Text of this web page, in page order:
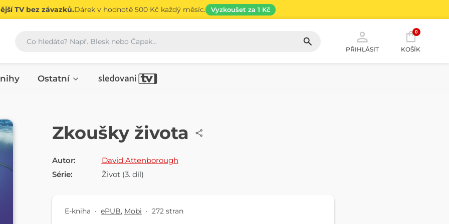
TV bez závazků.Dárek v hodnotě 500 Kč každý měsíc. Vyzkoušet za 1 Kč
Vyhledávání
PŘIHLÁSIT
0
KOŠÍK
Ostatní
E-KNIHA
Zkoušky života
Autor:
David Attenborough
Série:
Život(3. díl)
E-kniha · ePUB, Mobi · 272 stran